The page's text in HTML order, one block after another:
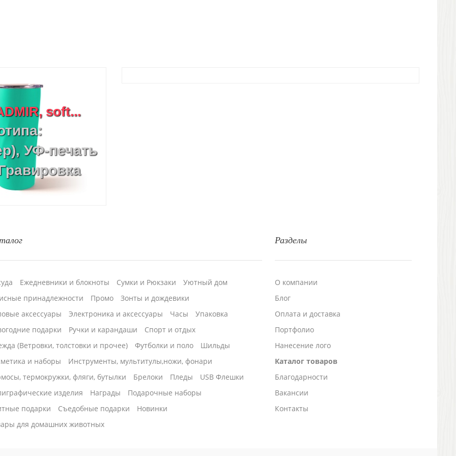
soft...
УФ-печать
Разделы
О компании
Блог
Оплата и доставка
Портфолио
Нанесение лого
Каталог товаров
Благодарности
Вакансии
Контакты
Ежедневники и блокноты Сумки и Рюкзаки
Уютный дом
принадлежности
Промо
Зонты и дождевики
аксессуары
Электроника и аксессуары Часы
Упаковка
подарки
Ручки и карандаши
Спорт и отдых
(Ветровки, толстовки и прочее)
Футболки и поло
Шильды
и наборы
Инструменты, мультитулы,ножи, фонари
термокружки, фляги, бутылки
Брелоки Пледы
USB Флешки
изделия
Награды
Подарочные наборы
подарки
Cъедобные подарки
Новинки
для домашних животных